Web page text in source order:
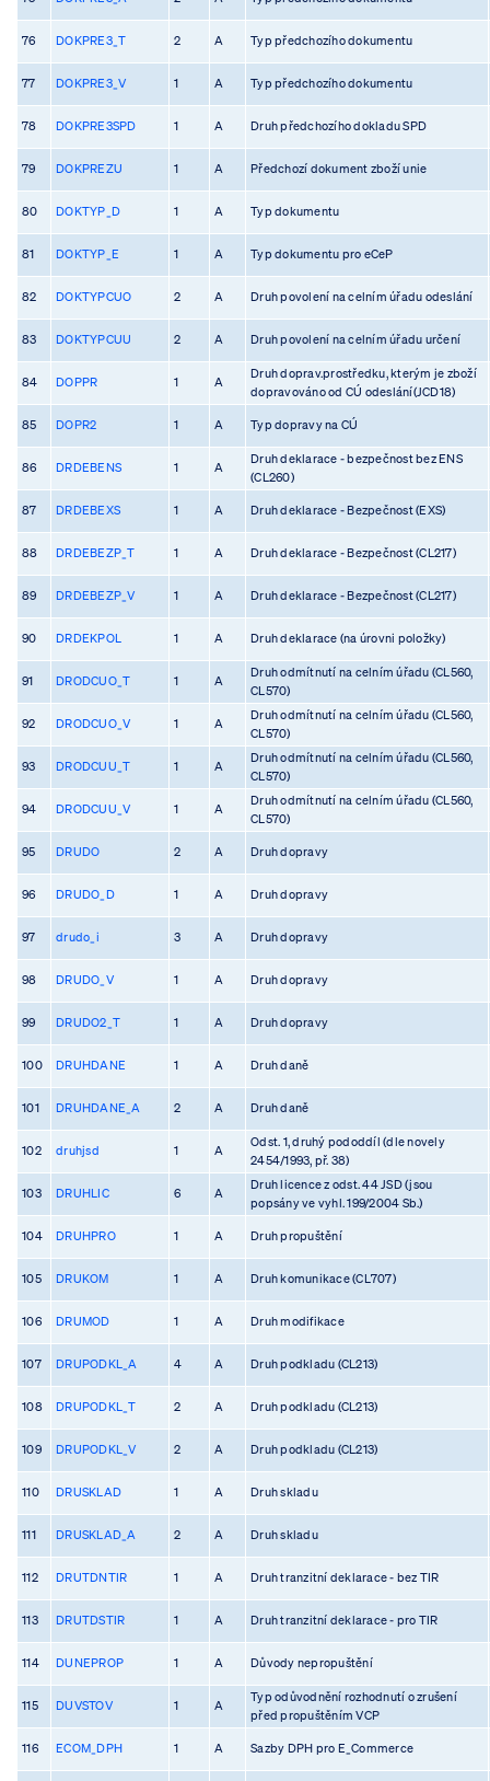
76 DOKPRE3_T 2 A Typ předchozího dokumentu
77 DOKPRE3_V 1 A Typ předchozího dokumentu
78 DOKPRE3SPD 1 A Druh předchozího dokladu SPD
79 DOKPREZU 1 A Předchozí dokument zboží unie
80 DOKTYP_D 1 A Typ dokumentu
81 DOKTYP_E 1 A Typ dokumentu pro eCeP
82 DOKTYPCUO 2 A Druh povolení na celním úřadu odeslání
83 DOKTYPCUU 2 A Druh povolení na celním úřadu určení
84 DOPPR 1 A
Druh doprav.prostředku, kterým je zboží
dopravováno od CÚ odeslání(JCD18)
85 DOPR2 1 A Typ dopravy na CÚ
86 DRDEBENS 1 A
Druh deklarace - bezpečnost bez ENS
(CL260)
87 DRDEBEXS 1 A Druh deklarace - Bezpečnost (EXS)
88 DRDEBEZP_T 1 A Druh deklarace - Bezpečnost (CL217)
89 DRDEBEZP_V 1 A Druh deklarace - Bezpečnost (CL217)
90 DRDEKPOL 1 A Druh deklarace (na úrovni položky)
91 DRODCUO_T 1 A
Druh odmítnutí na celním úřadu (CL560,
CL570)
92 DRODCUO_V 1 A
Druh odmítnutí na celním úřadu (CL560,
CL570)
93 DRODCUU_T 1 A
Druh odmítnutí na celním úřadu (CL560,
CL570)
94 DRODCUU_V 1 A
Druh odmítnutí na celním úřadu (CL560,
CL570)
95 DRUDO 2 A Druh dopravy
96 DRUDO_D 1 A Druh dopravy
97 drudo_i 3 A Druh dopravy
98 DRUDO_V 1 A Druh dopravy
99 DRUDO2_T 1 A Druh dopravy
100 DRUHDANE 1 A Druh daně
101 DRUHDANE_A 2 A Druh daně
102 druhjsd 1 A
Odst. 1, druhý pododdíl (dle novely
2454/1993, př. 38)
103 DRUHLIC 6 A
Druh licence z odst. 44 JSD (jsou
popsány ve vyhl. 199/2004 Sb.)
104 DRUHPRO 1 A Druh propuštění
105 DRUKOM 1 A Druh komunikace (CL707)
106 DRUMOD 1 A Druh modifikace
107 DRUPODKL_A 4 A Druh podkladu (CL213)
108 DRUPODKL_T 2 A Druh podkladu (CL213)
109 DRUPODKL_V 2 A Druh podkladu (CL213)
110 DRUSKLAD 1 A Druh skladu
111 DRUSKLAD_A 2 A Druh skladu
112 DRUTDNTIR 1 A Druh tranzitní deklarace - bez TIR
113 DRUTDSTIR 1 A Druh tranzitní deklarace - pro TIR
114 DUNEPROP 1 A Důvody nepropuštění
115 DUVSTOV 1 A
Typ odůvodnění rozhodnutí o zrušení
před propuštěním VCP
116 ECOM_DPH 1 A Sazby DPH pro E_Commerce